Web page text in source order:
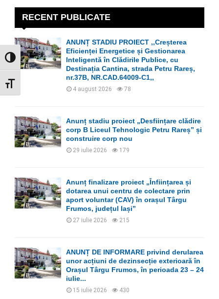
GLISOR NIVEL CONTRAST
GLISOR MĂRIME FONT
r
:
E
A
C
RECENT PUBLICATE
ANUNȚ STADIU PROIECT ,,Creșterea
Eficienței Energetice și Gestionarea
Inteligentă în Clădirile Publice, cu
Destinația Cantina, strada Petru Rareș,
nr.37B, NR.CAD.64009-C1,,
4 august 2026 78
Anunț stadiu proiect „Desființare clădire
corp B Liceul Tehnologic Petru Rareș” și
construire corp nou
29 iulie 2026 179
Anunț finalizare proiect „Înființarea și
dotarea unui centru de colectare prin
aport voluntar (CAV) în orașul Târgu
Frumos, județul Iași”
27 iulie 2026 215
ANUNȚ DE INFORMARE privind derularea
unor acțiuni de dezinsecție exterioară în
Orașul Târgu Frumos, în perioada 23 – 24
iulie...
15 iulie 2026 430